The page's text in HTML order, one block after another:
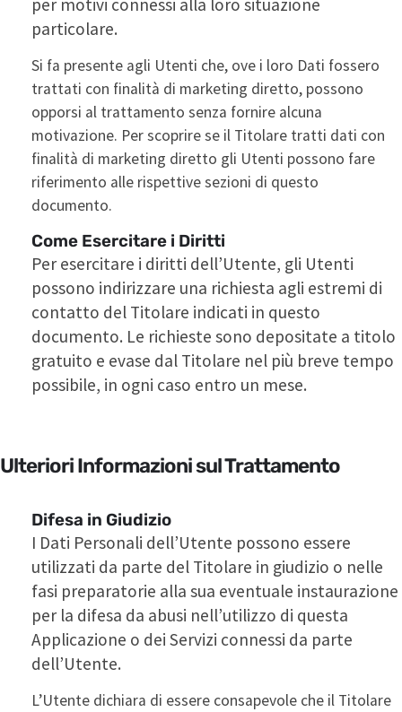
particolare.
Si fa presente agli Utenti che, ove i loro Dati fossero
trattati con finalità di marketing diretto, possono
opporsi al trattamento senza fornire alcuna
motivazione. Per scoprire se il Titolare tratti dati con
finalità di marketing diretto gli Utenti possono fare
riferimento alle rispettive sezioni di questo
documento.
Come Esercitare i Diritti
Per esercitare i diritti dell’Utente, gli Utenti
possono indirizzare una richiesta agli estremi di
contatto del Titolare indicati in questo
documento. Le richieste sono depositate a titolo
gratuito e evase dal Titolare nel più breve tempo
possibile, in ogni caso entro un mese.
Ulteriori Informazioni sul Trattamento
Difesa in Giudizio
I Dati Personali dell’Utente possono essere
utilizzati da parte del Titolare in giudizio o nelle
fasi preparatorie alla sua eventuale instaurazione
per la difesa da abusi nell’utilizzo di questa
Applicazione o dei Servizi connessi da parte
dell’Utente.
L’Utente dichiara di essere consapevole che il Titolare